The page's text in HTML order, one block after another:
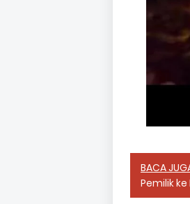
BACA
Pemilik